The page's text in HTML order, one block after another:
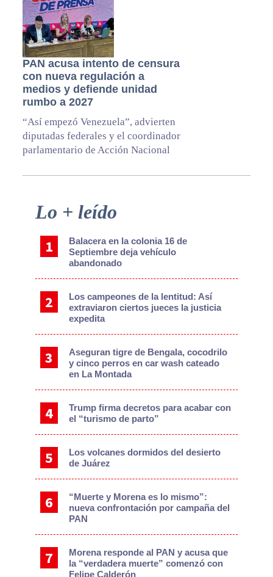
PAN acusa intento de censura
con nueva regulación a
medios y defiende unidad
rumbo a 2027
“Así empezó Venezuela”, advierten
diputadas federales y el coordinador
parlamentario de Acción Nacional
Primary
Lo + leído
Balacera en la colonia 16 de
Septiembre deja vehículo
abandonado
Los campeones de la lentitud: Así
extraviaron ciertos jueces la justicia
expedita
Aseguran tigre de Bengala, cocodrilo
y cinco perros en car wash cateado
en La Montada
Trump firma decretos para acabar con
el “turismo de parto”
Los volcanes dormidos del desierto
de Juárez
“Muerte y Morena es lo mismo”:
nueva confrontación por campaña del
PAN
Morena responde al PAN y acusa que
la “verdadera muerte” comenzó con
Felipe Calderón